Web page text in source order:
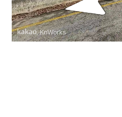
, KnWorks